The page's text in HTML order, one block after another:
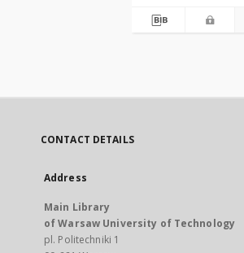
CONTACT DETAILS
Address
Main Library
of Warsaw University of Technology
pl. Politechniki 1